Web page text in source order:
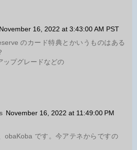
November 16, 2022 at 3:43:00 AM PST
のカード特典とかいうものはある
ップグレードなどの
November 16, 2022 at 11:49:00 PM
obaKoba です。今アテネからですの